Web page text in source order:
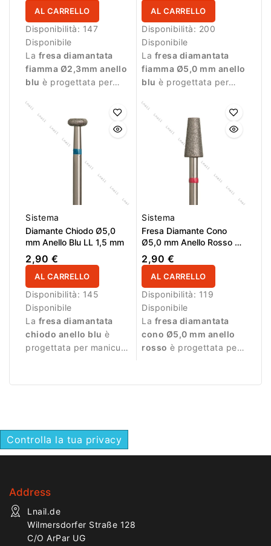
AL CARRELLO
Disponibilità: 147
Disponibile
La fresa diamantata
fiamma Ø2,3mm anello
blu è progettata per
durante la manicure.
AL CARRELLO
Disponibilità: 200
Disponibile
La fresa diamantata
fiamma Ø5,0 mm anello
blu è progettata per
professionale.
Sistema
Diamante Chiodo Ø5,0
mm Anello Blu LL 1,5 mm
2,90 €
AL CARRELLO
Disponibilità: 145
Disponibile
La fresa diamantata
chiodo anello blu è
progettata per manicure
Sistema
Fresa Diamante Cono
Ø5,0 mm Anello Rosso LL
10,0 mm
2,90 €
AL CARRELLO
Disponibilità: 119
Disponibile
La fresa diamantata
cono Ø5,0 mm anello
rosso è progettata per
Controlla la tua privacy
Address
Lnail.de
Wilmersdorfer Straße 128
C/O ArPar UG